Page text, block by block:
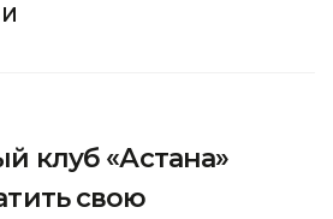
клуб «Астана»
свою